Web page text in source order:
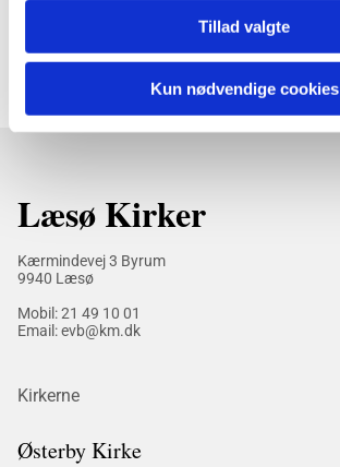
Tillad valgte
Kun nødvendige cookies
Læsø Kirker
Kærmindevej 3 Byrum
9940 Læsø
Mobil:21 49 10 01
Email: evb@km.dk
Kirkerne
Østerby Kirke